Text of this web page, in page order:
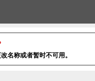
名称或者暂时不可用。